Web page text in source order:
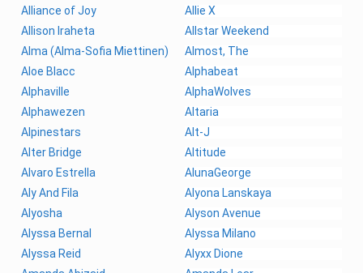
Alliance of Joy
Allie X
Allison Iraheta
Allstar Weekend
Alma (Alma-Sofia Miettinen)
Almost, The
Aloe Blacc
Alphabeat
Alphaville
AlphaWolves
Alphawezen
Altaria
Alpinestars
Alt-J
Alter Bridge
Altitude
Alvaro Estrella
AlunaGeorge
Aly And Fila
Alyona Lanskaya
Alyosha
Alyson Avenue
Alyssa Bernal
Alyssa Milano
Alyssa Reid
Alyxx Dione